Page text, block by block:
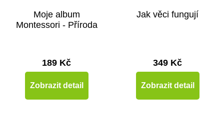
Moje album
Montessori - Příroda
189 Kč
Zobrazit detail
Jak věci fungují
349 Kč
Zobrazit detail